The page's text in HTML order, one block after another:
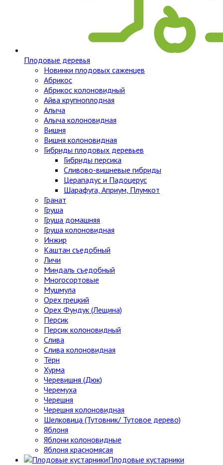
Плодовые деревья
Новинки плодовых саженцев
Абрикос
Абрикос колоновидный
Айва крупноплодная
Алыча
Алыча колоновидная
Вишня
Вишня колоновидная
Гибриды плодовых деревьев
Гибриды персика
Сливово-вишневые гибриды
Церападус и Падоцерус
Шарафуга, Априум, Плумкот
Гранат
Груша
Груша домашняя
Груша колоновидная
Инжир
Каштан съедобный
Личи
Миндаль съедобный
Многосортовые
Мушмула
Орех грецкий
Орех Фундук (Лещина)
Персик
Персик колоновидный
Слива
Слива колоновидная
Тёрн
Хурма
Черевишня (Дюк)
Черемуха
Черешня
Черешня колоновидная
Шелковица (Тутовник/ Тутовое дерево)
Яблоня
Яблони колоновидные
Яблоня красномясая
Плодовые кустарники